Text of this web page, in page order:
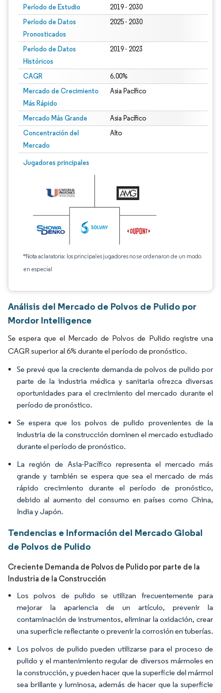
Período de Estudio 2019 - 2030
Período de Datos
Pronosticados
2025 - 2030
Período de Datos
Históricos
2019 - 2023
CAGR 6.00%
Mercado de Crecimiento
Más Rápido
Asia Pacífico
Mercado Más Grande Asia Pacífico
Concentración del
Mercado
Alto
Jugadores principales
*Nota aclaratoria: los principales jugadores no se ordenaron de un modo
en especial
Análisis del Mercado de Polvos de Pulido por
Mordor Intelligence
Se espera que el Mercado de Polvos de Pulido registre una
CAGR superior al 6% durante el período de pronóstico.
Se prevé que la creciente demanda de polvos de pulido por
parte de la industria médica y sanitaria ofrezca diversas
oportunidades para el crecimiento del mercado durante el
período de pronóstico.
Se espera que los polvos de pulido provenientes de la
industria de la construcción dominen el mercado estudiado
durante el período de pronóstico.
La región de Asia-Pacífico representa el mercado más
grande y también se espera que sea el mercado de más
rápido crecimiento durante el período de pronóstico,
debido al aumento del consumo en países como China,
India y Japón.
Tendencias e Información del Mercado Global
de Polvos de Pulido
Creciente Demanda de Polvos de Pulido por parte de la
Industria de la Construcción
Los polvos de pulido se utilizan frecuentemente para
mejorar la apariencia de un artículo, prevenir la
contaminación de instrumentos, eliminar la oxidación, crear
una superficie reflectante o prevenir la corrosión en tuberías.
Los polvos de pulido pueden utilizarse para el proceso de
pulido y el mantenimiento regular de diversos mármoles en
la construcción, y pueden hacer que la superficie del mármol
sea brillante y luminosa, además de hacer que la superficie